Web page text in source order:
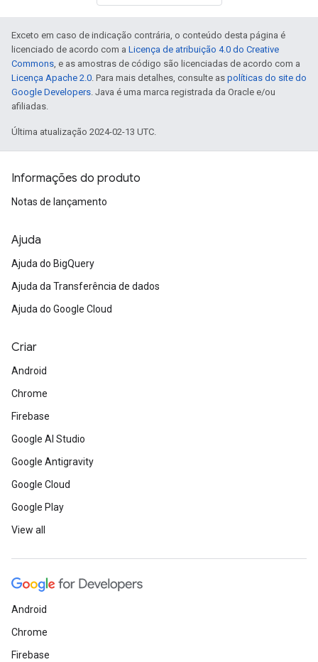
Exceto em caso de indicação contrária, o conteúdo desta página é
licenciado de acordo com a Licença de atribuição 4.0 do Creative
Commons, e as amostras de código são licenciadas de acordo com a
Licença Apache 2.0. Para mais detalhes, consulte as políticas do site do
Google Developers. Java é uma marca registrada da Oracle e/ou
afiliadas.
Última atualização 2024-02-13 UTC.
Informações do produto
Notas de lançamento
Ajuda
Ajuda do BigQuery
Ajuda da Transferência de dados
Ajuda do Google Cloud
Criar
Android
Chrome
Firebase
Google AI Studio
Google Antigravity
Google Cloud
Google Play
View all
Android
Chrome
Firebase